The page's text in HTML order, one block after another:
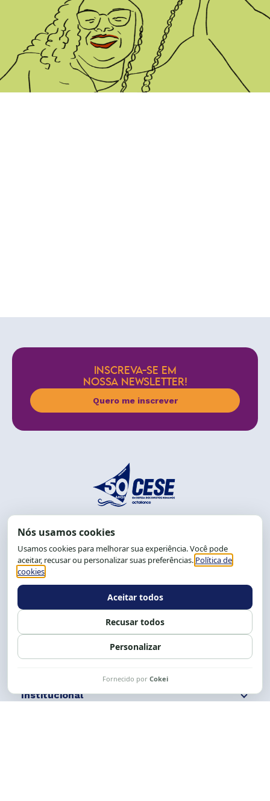
INSCREVA-SE EM
NOSSA NEWSLETTER!
Quero me inscrever
End.: R. da Graça, 150. Graça
CEP: 40.150-055
Salvador-BA, Brasil.
Tel.: (71) 2104-5457, Cel.: (71) 9 9239-2104 ou 2105
Expediente: 8h às 12h e 13 às 17h.
Siga nossas redes Fale conosco
Institucional